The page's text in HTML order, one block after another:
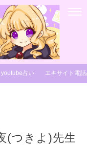
youtube占い エキサイト電
(つきよ)先生